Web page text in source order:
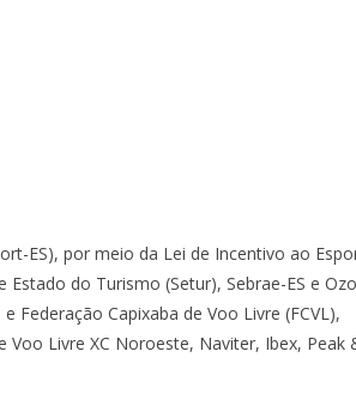
ES), por meio da Lei de Incentivo ao
do Turismo (Setur), Sebrae-ES e
Federação Capixaba de Voo Livre (FCVL),
Voo Livre XC Noroeste, Naviter, Ibex, Peak